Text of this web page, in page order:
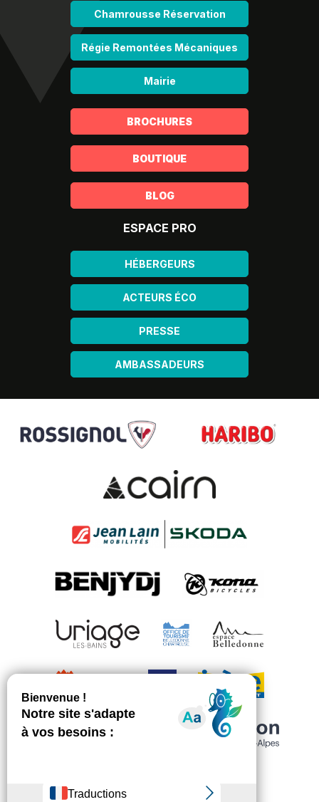
Chamrousse Réservation
Régie Remontées Mécaniques
Mairie
BROCHURES
BOUTIQUE
BLOG
ESPACE PRO
HÉBERGEURS
ACTEURS ÉCO
PRESSE
AMBASSADEURS